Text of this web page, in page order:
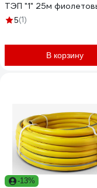
ТЭП "1" 25м
5(1)
В корзину
-13%